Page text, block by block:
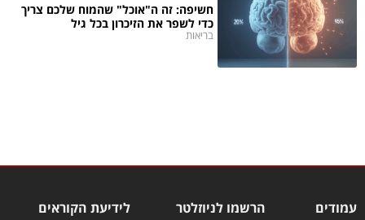
חשיפה: זה ה"אוכל" שהמוח שלכם צריך
כדי לשפר את הזיכרון בכל גיל
בריאות
עמודים
הרשמו לניוזלטר
לידיעת הקוראים